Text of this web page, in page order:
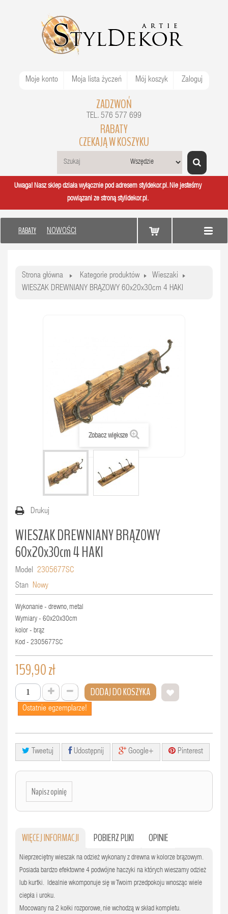
Moje konto Moja lista życzeń Mój koszyk Zaloguj
ZADZWOŃ
TEL. 576 577 699
RABATY
CZEKAJĄ W KOSZYKU
Uwaga! Nasz sklep działa wyłącznie pod adresem styldekor.pl. Nie jesteśmy
powiązani ze stroną stylidekor.pl.
RABATY NOWOŚCI
Strona główna Kategorie produktów
Wieszaki
WIESZAK DREWNIANY BRĄZOWY 60x20x30cm 4 HAKI
Zobacz większe
Drukuj
WIESZAK DREWNIANY BRĄZOWY
60x20x30cm 4 HAKI
Model 2305677SC
Stan Nowy
Wykonanie - drewno, metal
Wymiary - 60x20x30cm
kolor - brąz
Kod - 2305677SC
159,90 zł
DODAJ DO KOSZYKA
Ostatnie egzemplarze!
Tweetuj Udostępnij Google+ Pinterest
Napisz opinię
WIĘCEJ INFORMACJI POBIERZ PLIKI OPINIE
Nieprzeciętny wieszak na odzież wykonany z drewna w kolorze brązowym.
Posiada bardzo efektowne 4 podwójne haczyki na których wieszamy odzież
lub kurtki. Idealnie wkomponuje się w Twoim przedpokoju wnosząc wiele
ciepła i uroku.
Mocowany na 2 kołki rozporowe, nie wchodzą w skład kompletu.